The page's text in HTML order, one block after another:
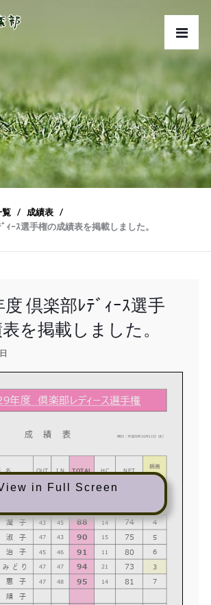
覧
成績表
ｨｰｽ選手権の成績表を掲載しました。
倶楽部ﾚﾃﾞｨｰｽ選手
を掲載しました。
in Full Screen
親善
順位
登 美 子 39 41 80 10
潤 子 43 45 88 14 74
4
淑 子 47 43 90 15 75
5
治 子 45 46 91 11 80
6
み ど り 47 47 94 21 73
3
恵 子 47 48 95 14 81
7
順
子
年度 倶楽部レディース選手権
名
期日：平成29年10月11日（水）
成 績 表
OUT I N TOTAL HC NET